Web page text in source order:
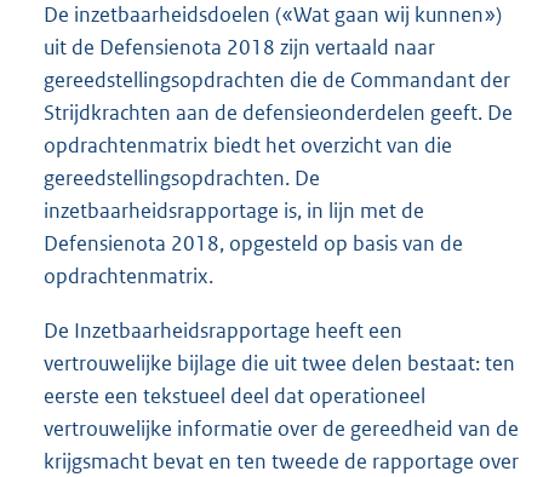
De inzetbaarheidsdoelen («Wat gaan wij kunnen»)
uit de Defensienota 2018 zijn vertaald naar
gereedstellingsopdrachten die de Commandant der
Strijdkrachten aan de defensieonderdelen geeft. De
opdrachtenmatrix biedt het overzicht van die
gereedstellingsopdrachten. De
inzetbaarheidsrapportage is, in lijn met de
Defensienota 2018, opgesteld op basis van de
opdrachtenmatrix.
De Inzetbaarheidsrapportage heeft een
vertrouwelijke bijlage die uit twee delen bestaat: ten
eerste een tekstueel deel dat operationeel
vertrouwelijke informatie over de gereedheid van de
krijgsmacht bevat en ten tweede de rapportage over